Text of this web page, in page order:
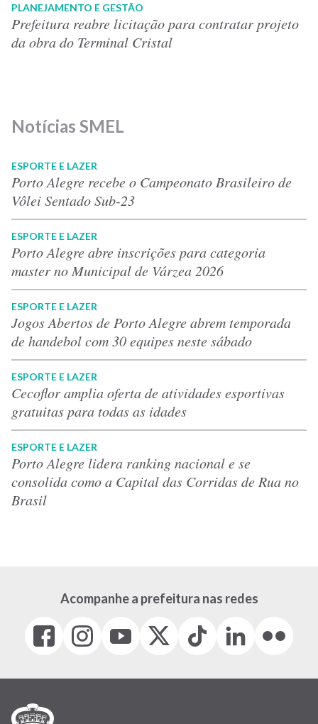
PLANEJAMENTO E GESTÃO
Prefeitura reabre licitação para contratar projeto
da obra do Terminal Cristal
Notícias SMEL
ESPORTE E LAZER
Porto Alegre recebe o Campeonato Brasileiro de
Vôlei Sentado Sub-23
ESPORTE E LAZER
Porto Alegre abre inscrições para categoria
master no Municipal de Várzea 2026
ESPORTE E LAZER
Jogos Abertos de Porto Alegre abrem temporada
de handebol com 30 equipes neste sábado
ESPORTE E LAZER
Cecoflor amplia oferta de atividades esportivas
gratuitas para todas as idades
ESPORTE E LAZER
Porto Alegre lidera ranking nacional e se
consolida como a Capital das Corridas de Rua no
Brasil
Acompanhe a prefeitura nas redes
Facebook
(link
em
janela)
Instagram
(link
em
(link
em
(Antigo
(link
Tiktok
(link
em
LinkedIn
(link
em
(link
em